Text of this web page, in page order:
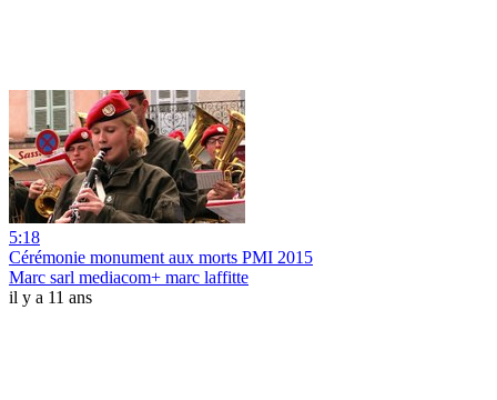
5:18
Cérémonie monument aux morts PMI 2015
Marc sarl mediacom+ marc laffitte
il y a 11 ans